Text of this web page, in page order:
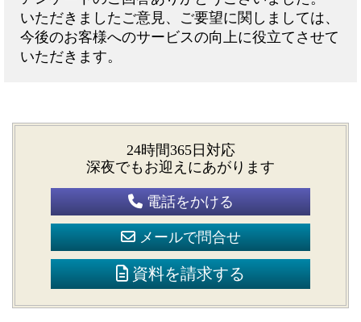
いただきましたご意見、ご要望に関しましては、
今後のお客様へのサービスの向上に役立てさせて
いただきます。
24時間365日対応
深夜でもお迎えにあがります
電話をかける
メールで問合せ
資料を請求する